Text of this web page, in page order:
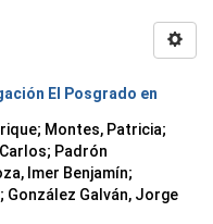
El Posgrado en
; Montes, Patricia;
; Padrón
Imer Benjamín;
; González Galván, Jorge